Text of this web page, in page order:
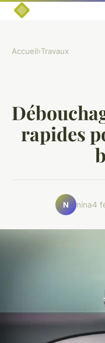
Accueil›Travaux
rapides
N nina4